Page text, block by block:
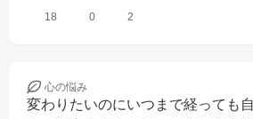
18 0 2
心の悩み
変わりたいのにいつまで経っても